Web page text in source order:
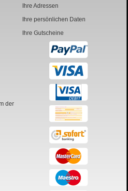
Ihre Adressen
Ihre persönlichen Daten
Ihre Gutscheine
der